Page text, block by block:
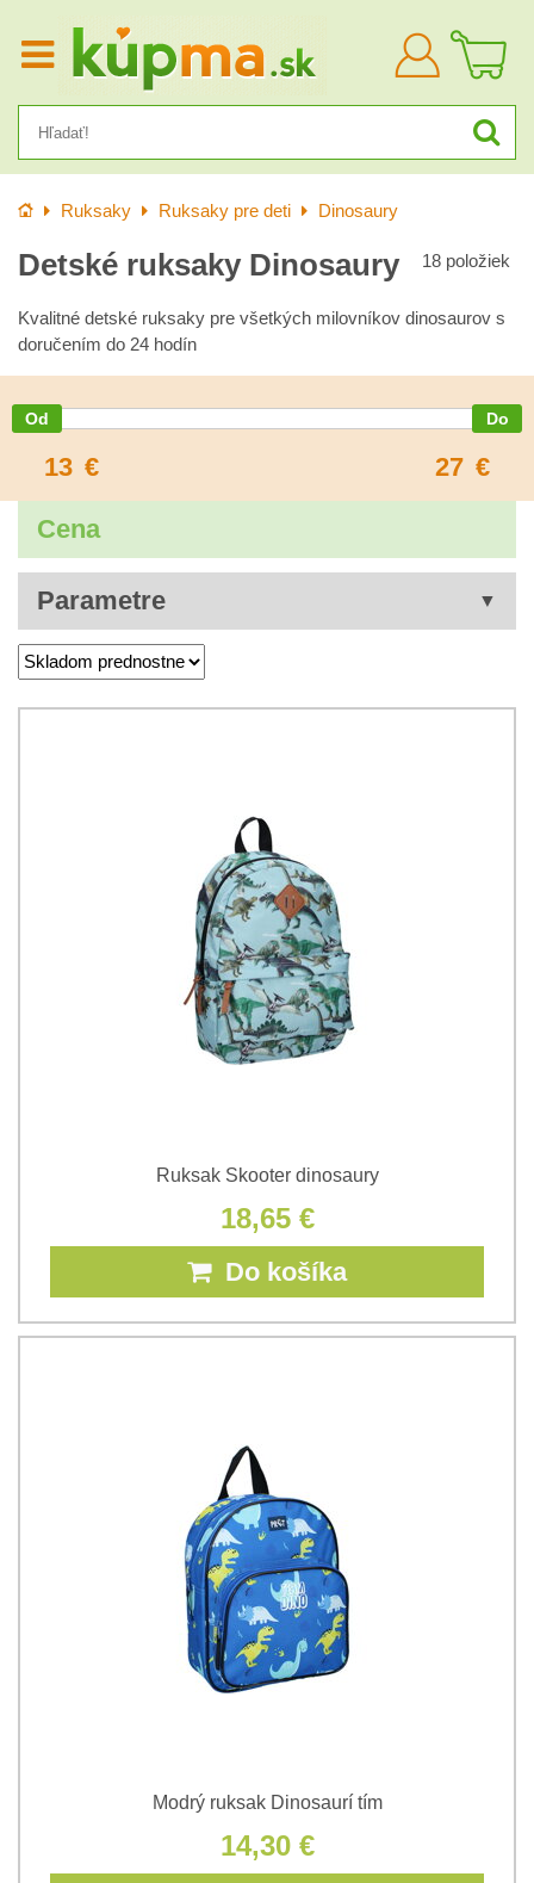
Prihlásiť
sa
Úvod Ruksaky Ruksaky pre deti Dinosaury
Detské ruksaky Dinosaury 18 položiek
Kvalitné detské ruksaky pre všetkých milovníkov dinosaurov s
doručením do 24 hodín
13 € 27 €
Cena
Parametre
Ruksak Skooter dinosaury
18,65 €
Do košíka
Modrý ruksak Dinosaurí tím
14,30 €